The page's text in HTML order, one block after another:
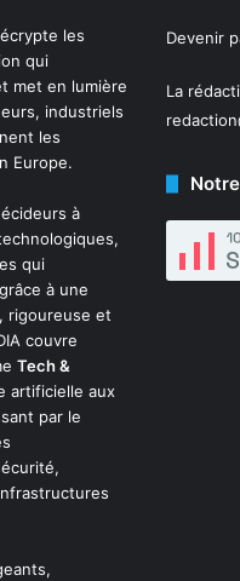
les
qui
met en lumière
industriels
les
Europe.
à
qui
à une
rigoureuse et
couvre
Tech &
artificielle aux
par le
Devenir
La